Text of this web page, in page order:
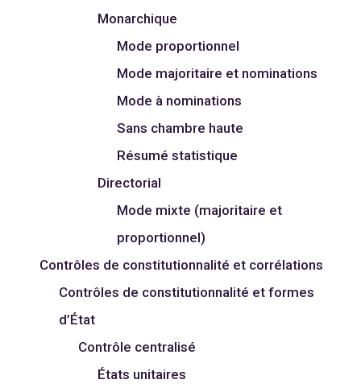
Monarchique
Mode proportionnel
Mode majoritaire et nominations
Mode à nominations
Sans chambre haute
Résumé statistique
Directorial
Mode mixte (majoritaire et
proportionnel)
Contrôles de constitutionnalité et corrélations
Contrôles de constitutionnalité et formes
d’État
Contrôle centralisé
États unitaires